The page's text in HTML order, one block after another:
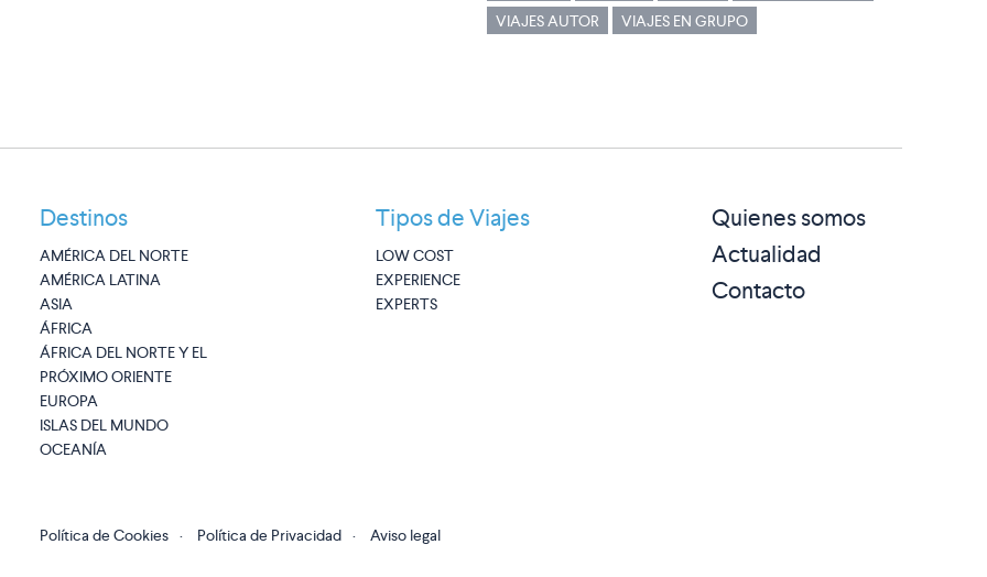
VIAJES AUTOR
VIAJES EN GRUPO
Destinos
AMÉRICA DEL NORTE
AMÉRICA LATINA
ASIA
ÁFRICA
ÁFRICA DEL NORTE Y EL
PRÓXIMO ORIENTE
EUROPA
ISLAS DEL MUNDO
OCEANÍA
Tipos de Viajes
LOW COST
EXPERIENCE
EXPERTS
Quienes somos
Actualidad
Contacto
Política de Cookies · Política de Privacidad · Aviso legal